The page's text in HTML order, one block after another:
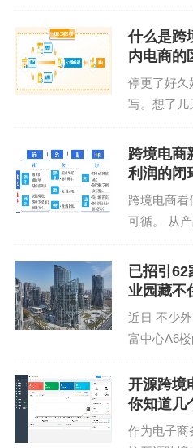
通过技术创新与服务升级
费品牌的全球化之路保驾护
标签: 跨境支付 新茶饮
理全球业务
储、财务统
什么是跨
内电商的
停更了好久
写。想了几
力，表达能
就选了这条
跨境电商
利润的闭
跨境电商看
可循。 从
稳定增长。
精品卖家的
已招引62
业园藏不
近日 不少
富中心A6
务有限公司
马逊上浏览
3月，是...
开源跨境
你知道几
作为电子商